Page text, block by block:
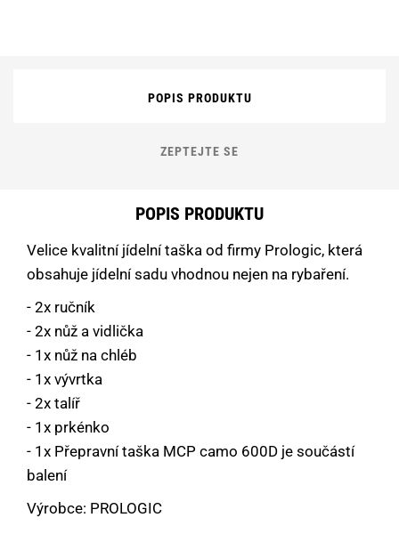
POPIS PRODUKTU
ZEPTEJTE SE
POPIS PRODUKTU
Velice kvalitní jídelní taška od firmy Prologic, která
obsahuje jídelní sadu vhodnou nejen na rybaření.
- 2x ručník
- 2x nůž a vidlička
- 1x nůž na chléb
- 1x vývrtka
- 2x talíř
- 1x prkénko
- 1x Přepravní taška MCP camo 600D je součástí
balení
Výrobce: PROLOGIC